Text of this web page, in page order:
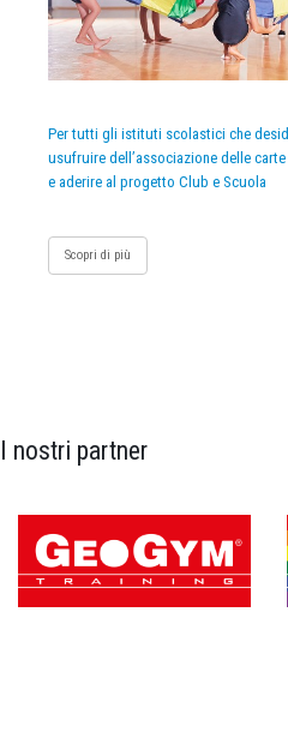
Per tutti gli istituti scolastici che
usufruire dell’associazione delle
e aderire al progetto Club e Scuola
Scopri di più
I nostri partner